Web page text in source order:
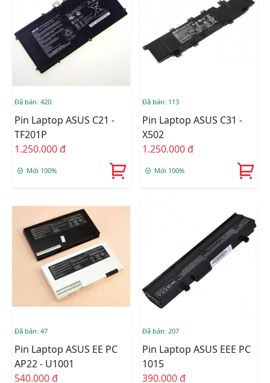
Đã bán: 420
Pin Laptop ASUS C21 -
TF201P
1.250.000 đ
Mới 100%
Đã bán: 113
Pin Laptop ASUS C31 -
X502
1.250.000 đ
Mới 100%
Đã bán: 47
Pin Laptop ASUS EE PC
AP22 - U1001
540.000 đ
Đã bán: 207
Pin Laptop ASUS EEE PC
1015
390.000 đ